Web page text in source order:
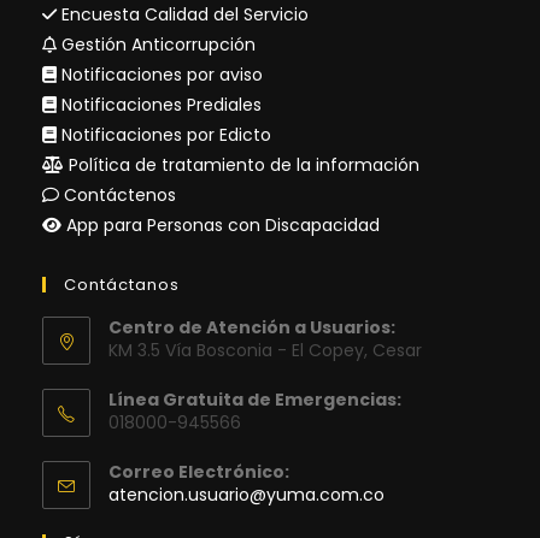
Encuesta Calidad del Servicio
Gestión Anticorrupción
Notificaciones por aviso
Notificaciones Prediales
Notificaciones por Edicto
Política de tratamiento de la información
Contáctenos
App para Personas con Discapacidad
Contáctanos
Centro de Atención a Usuarios:
KM 3.5 Vía Bosconia - El Copey, Cesar
Línea Gratuita de Emergencias:
018000-945566
Correo Electrónico:
atencion.usuario@yuma.com.co